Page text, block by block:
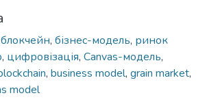
блокчейн, бізнес-модель, ринок
, цифровізація, Сanvas-модель,
, business model, grain market,
model